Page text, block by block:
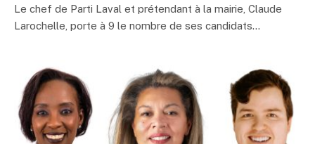
Le chef de Parti Laval et prétendant à la mairie, Claude
Larochelle, porte à 9 le nombre de ses candidats…